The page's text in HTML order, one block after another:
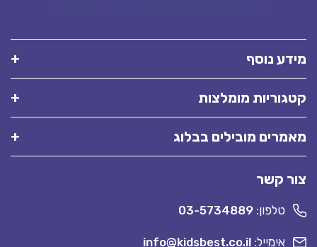
מידע נוסף
קטגוריות מומלצות
מאמרים מובילים בבלוג
צור קשר
טלפון: 03-5734889
אימייל: info@kidsbest.co.il